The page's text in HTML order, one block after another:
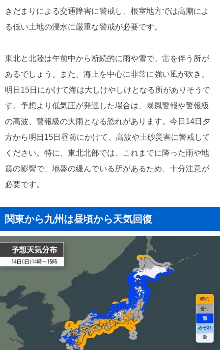
きだまりによる交通障害に警戒し、根室地方では高潮によ
る低い土地の浸水に厳重な警戒が必要です。
東北と北陸は午前中から断続的に雨や雪で、雷を伴う所が
あるでしょう。また、海上を中心に非常に強い風が吹き、
明日15日にかけて海は大しけやしけとなる所がありそうで
す。予想より低気圧が発達した場合は、暴風警報や警報級
の高波、警報級の大雨となる恐れがあります。今日14日夕
方から明日15日昼前にかけて、高波や土砂災害に警戒して
ください。特に、東北北部では、これまでに降った雨や地
震の影響で、地盤の緩んでいる所があるため、十分注意が
必要です。
関東から九州は昼頃から天気回復